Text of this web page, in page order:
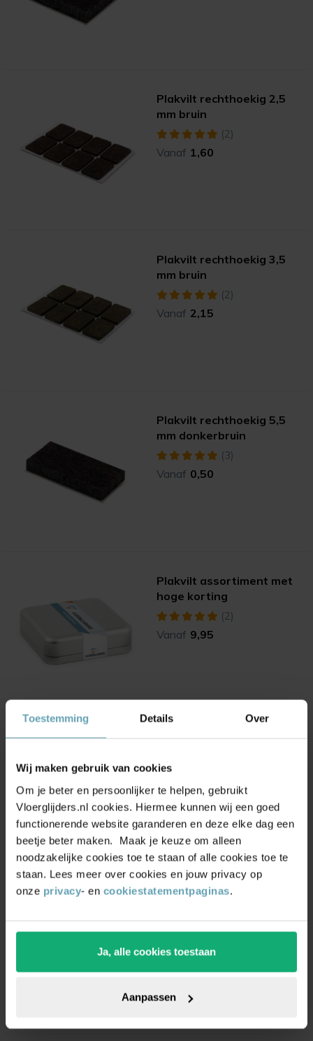
Toestemming Details Over
Wij maken gebruik van cookies
Om je beter en persoonlijker te helpen, gebruikt
Vloerglijders.nl cookies. Hiermee kunnen wij een goed
functionerende website garanderen en deze elke dag een
beetje beter maken. Maak je keuze om alleen
noodzakelijke cookies toe te staan of alle cookies toe te
staan. Lees meer over cookies en jouw privacy op
onze privacy- en cookiestatementpaginas.
Ja, alle cookies toestaan
Aanpassen
Plakvilt rechthoekig 2,5
mm bruin
(2)
Vanaf 1,60
Plakvilt rechthoekig 3,5
mm bruin
(2)
Vanaf 2,15
Plakvilt rechthoekig 5,5
mm donkerbruin
(3)
Vanaf 0,50
Plakvilt assortiment met
hoge korting
(2)
Vanaf 9,95
Vanaf 16,50
Plakvilt op rol zelfklevend
Vanaf 19,95